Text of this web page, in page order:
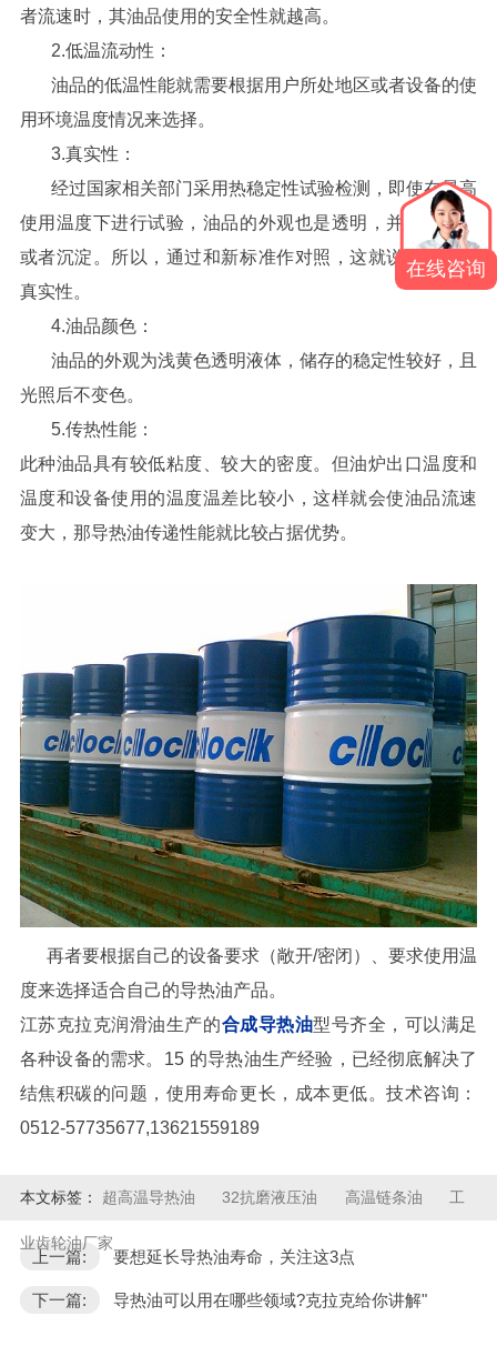
者流速时，其油品使用的安全性就越高。
2.低温流动性：
油品的低温性能就需要根据用户所处地区或者设备的使
用环境温度情况来选择。
3.真实性：
经过国家相关部门采用热稳定性试验检测，即使在最高
使用温度下进行试验，油品的外观也是透明，并无悬浮物
或者沉淀。所以，通过和新标准作对照，这就说明油品的
真实性。
4.油品颜色：
油品的外观为浅黄色透明液体，储存的稳定性较好，且
光照后不变色。
5.传热性能：
此种油品具有较低粘度、较大的密度。但油炉出口温度和
温度和设备使用的温度温差比较小，这样就会使油品流速
变大，那导热油传递性能就比较占据优势。
再者要根据自己的设备要求（敞开/密闭）、要求使用温
度来选择适合自己的导热油产品。
江苏克拉克润滑油生产的合成导热油型号齐全，可以满足
各种设备的需求。 15 的导热油生产经验，已经彻底解决了
结焦积碳的问题，使用寿命更长，成本更低。技术咨询：
0512-57735677,13621559189
本文标签： 超高温导热油 32抗磨液压油 高温链条油 工
业齿轮油厂家
上一篇: 要想延长导热油寿命，关注这3点
下一篇: 导热油可以用在哪些领域?克拉克给你讲解"
在线咨询